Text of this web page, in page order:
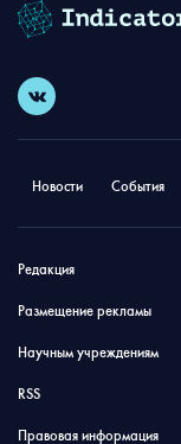
Новости События
Редакция
Размещение рекламы
Научным учреждениям
RSS
Правовая информация